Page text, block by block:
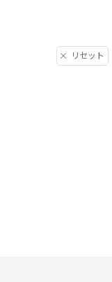
リセット